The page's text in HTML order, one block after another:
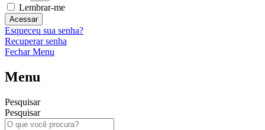
Lembrar-me
Acessar
Esqueceu sua senha?
Recuperar senha
Fechar Menu
Menu
Pesquisar
Pesquisar